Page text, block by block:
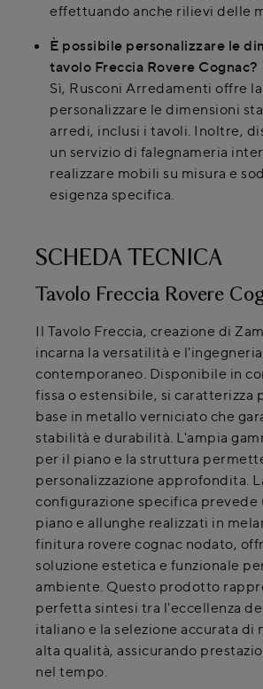
effettuando anche rilievi delle
È possibile personalizzare le
tavolo Freccia Rovere Cognac?
Sì, Rusconi Arredamenti offre
personalizzare le dimensioni
arredi, inclusi i tavoli. Inoltre,
un servizio di falegnameria
realizzare mobili su misura e
esigenza specifica.
SCHEDA TECNICA
Tavolo Freccia Rovere
Il Tavolo Freccia, creazione di
incarna la versatilità e
contemporaneo. Disponibile in
fissa o estensibile, si caratterizza
base in metallo verniciato che
stabilità e durabilità. L'ampia
per il piano e la struttura
personalizzazione approfondita.
configurazione specifica prevede
piano e allunghe realizzati in
finitura rovere cognac nodato,
soluzione estetica e funzionale
ambiente. Questo prodotto
perfetta sintesi tra l'eccellenza
italiano e la selezione accurata di
alta qualità, assicurando
nel tempo.